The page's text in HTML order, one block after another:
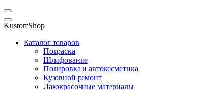
KustomShop
Каталог товаров
Покраска
Шлифование
Полировка и автокосметика
Кузовной ремонт
Лакокрасочные материалы